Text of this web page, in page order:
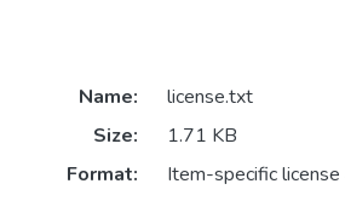
Name:
license.txt
Size:
1.71 KB
Format:
Item-specific